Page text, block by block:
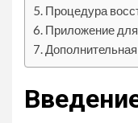
Процедура
Приложение